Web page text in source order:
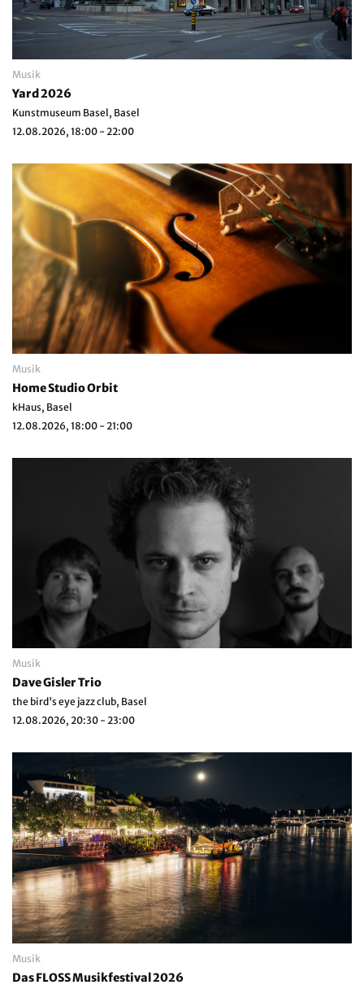
Musik
Yard 2026
Kunstmuseum Basel, Basel
12.08.2026, 18:00 - 22:00
Musik
Home Studio Orbit
kHaus, Basel
12.08.2026, 18:00 - 21:00
Musik
Dave Gisler Trio
the bird's eye jazz club, Basel
12.08.2026, 20:30 - 23:00
Musik
Das FLOSS Musikfestival 2026